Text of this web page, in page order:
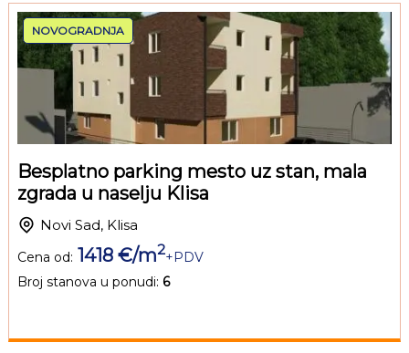
NOVOGRADNJA
Besplatno parking mesto uz stan, mala
zgrada u naselju Klisa
Novi Sad, Klisa
Cena od: 1418 €/m2+PDV
Broj stanova u ponudi: 6